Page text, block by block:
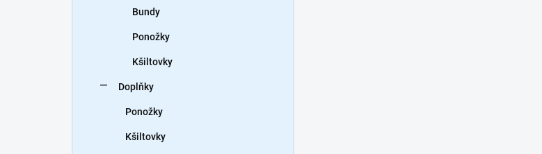
Bundy
Ponožky
Kšiltovky
Doplňky
Ponožky
Kšiltovky